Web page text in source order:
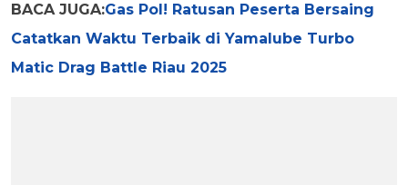
BACA JUGA:Gas Pol! Ratusan Peserta Bersaing
Catatkan Waktu Terbaik di Yamalube Turbo
Matic Drag Battle Riau 2025